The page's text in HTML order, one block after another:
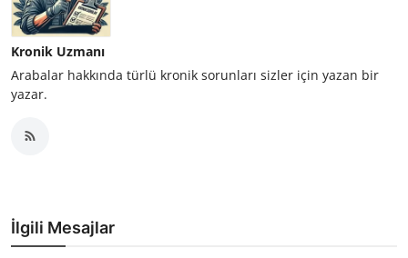
Kronik Uzmanı
Arabalar hakkında türlü kronik sorunları sizler için yazan bir
yazar.
İlgili Mesajlar